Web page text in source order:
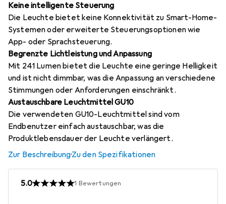
Keine intelligente Steuerung
Die Leuchte bietet keine Konnektivität zu Smart-Home-
Systemen oder erweiterte Steuerungsoptionen wie
App- oder Sprachsteuerung.
Begrenzte Lichtleistung und Anpassung
Mit 241 Lumen bietet die Leuchte eine geringe Helligkeit
und ist nicht dimmbar, was die Anpassung an verschiedene
Stimmungen oder Anforderungen einschränkt.
Austauschbare Leuchtmittel GU10
Die verwendeten GU10-Leuchtmittel sind vom
Endbenutzer einfach austauschbar, was die
Produktlebensdauer der Leuchte verlängert.
Zur Beschreibung·Zu den Spezifikationen
5.0 1 Bewertungen